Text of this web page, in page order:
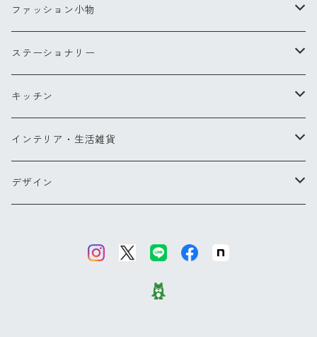
Sサイズ
コンパクトブラシ
チークブラシ
ミラー
ヘアアクセサリー
リングXS(ナノ)
リングS
リングM
ペンダント
ピアス
ファッション小物
スカーフ
バッグ・ポーチ
バッグ
ポーチ
お財布・コインケース
メガネケース他
ステーショナリー
ペン
ポストカード
カードケース
キッチン
キッチンツール
エプロン
インテリア・生活雑貨
ブランケット
デザイン